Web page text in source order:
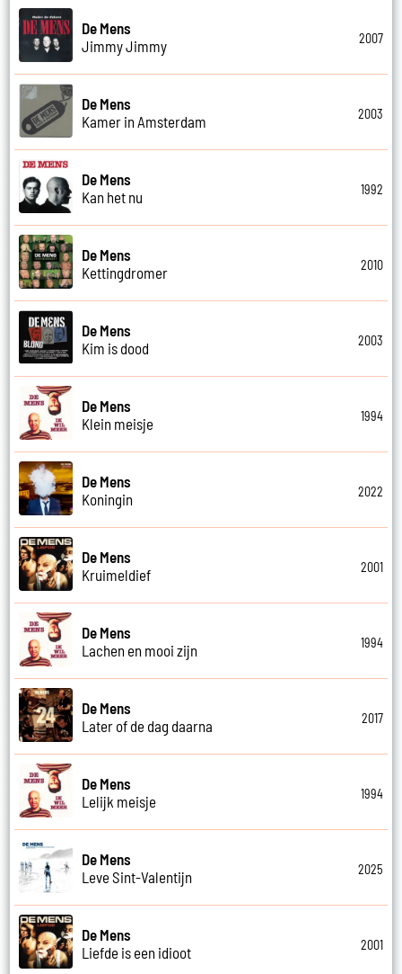
De Mens
Jimmy Jimmy
2007
De Mens
Kamer in Amsterdam
2003
De Mens
Kan het nu
1992
De Mens
Kettingdromer
2010
De Mens
Kim is dood
2003
De Mens
Klein meisje
1994
De Mens
Koningin
2022
De Mens
Kruimeldief
2001
De Mens
Lachen en mooi zijn
1994
De Mens
Later of de dag daarna
2017
De Mens
Lelijk meisje
1994
De Mens
Leve Sint-Valentijn
2025
De Mens
Liefde is een idioot
2001